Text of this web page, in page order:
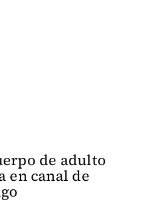
de adulto
en canal de